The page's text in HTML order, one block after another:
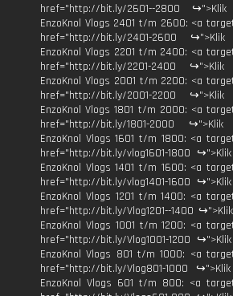
href="http://bit.ly/2601--2800
EnzoKnol Vlogs 2401 t/m 2600: <a
href="http://bit.ly/2401-2600 ↪">Klik
EnzoKnol Vlogs 2201 t/m 2400: <a
href="http://bit.ly/2201-2400 ↪">Klik
EnzoKnol Vlogs 2001 t/m 2200: <a
href="http://bit.ly/2001-2200 ↪">Klik
EnzoKnol Vlogs 1801 t/m 2000: <a
href="http://bit.ly/1801-2000 ↪">Klik
EnzoKnol Vlogs 1601 t/m 1800: <a
href="http://bit.ly/vlog1601-1800
EnzoKnol Vlogs 1401 t/m 1600: <a
href="http://bit.ly/vlog1401-1600
EnzoKnol Vlogs 1201 t/m 1400: <a
href="http://bit.ly/Vlog1201--1400
EnzoKnol Vlogs 1001 t/m 1200: <a
href="http://bit.ly/Vlog1001-1200
EnzoKnol Vlogs 801 t/m 1000: <a
href="http://bit.ly/Vlog801-1000
EnzoKnol Vlogs 601 t/m 800: <a